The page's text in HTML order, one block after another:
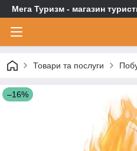
Мега Туризм - магазин
Товари та послуги
–16%